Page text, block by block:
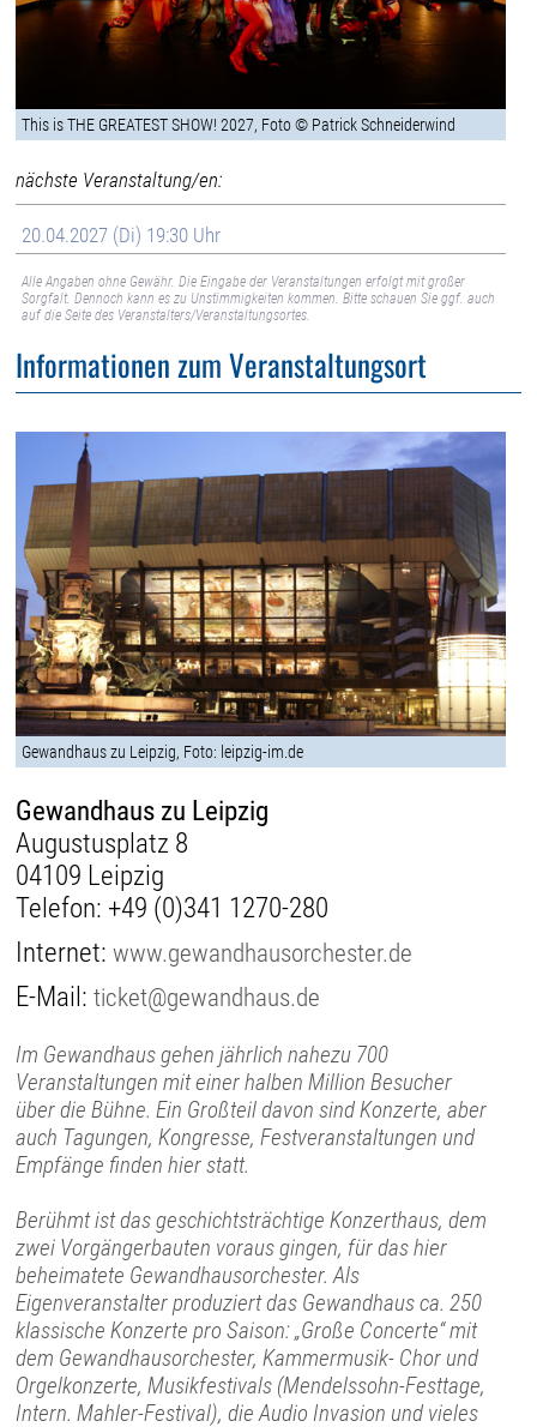
This is THE GREATEST SHOW! 2027, Foto © Patrick Schneiderwind
nächste Veranstaltung/en:
20.04.2027 (Di) 19:30 Uhr
Alle Angaben ohne Gewähr. Die Eingabe der Veranstaltungen erfolgt mit großer
Sorgfalt. Dennoch kann es zu Unstimmigkeiten kommen. Bitte schauen Sie ggf. auch
auf die Seite des Veranstalters/Veranstaltungsortes.
Informationen zum Veranstaltungsort
Gewandhaus zu Leipzig, Foto: leipzig-im.de
Gewandhaus zu Leipzig
Augustusplatz 8
04109 Leipzig
Telefon: +49 (0)341 1270-280
Internet:www.gewandhausorchester.de
E-Mail:ticket@gewandhaus.de
Im Gewandhaus gehen jährlich nahezu 700
Veranstaltungen mit einer halben Million Besucher
über die Bühne. Ein Großteil davon sind Konzerte, aber
auch Tagungen, Kongresse, Festveranstaltungen und
Empfänge finden hier statt.
Berühmt ist das geschichtsträchtige Konzerthaus, dem
zwei Vorgängerbauten voraus gingen, für das hier
beheimatete Gewandhausorchester. Als
Eigenveranstalter produziert das Gewandhaus ca. 250
klassische Konzerte pro Saison: „Große Concerte“ mit
dem Gewandhausorchester, Kammermusik- Chor und
Orgelkonzerte, Musikfestivals (Mendelssohn-Festtage,
Intern. Mahler-Festival), die Audio Invasion und vieles